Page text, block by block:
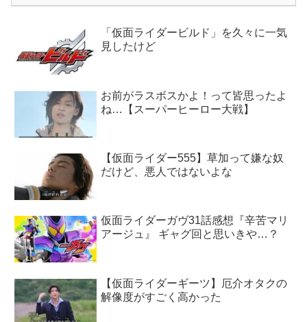
「仮面ライダービルド」を久々に一気
見したけど
お前がラスボスかよ！って皆思ったよ
ね…【スーパーヒーロー大戦】
【仮面ライダー555】草加って嫌な奴
だけど、悪人ではないよな
仮面ライダーガヴ31話感想『辛苦マリ
アージュ』 ギャグ回と思いきや…？
【仮面ライダーギーツ】厄介オタクの
解像度がすごく高かった